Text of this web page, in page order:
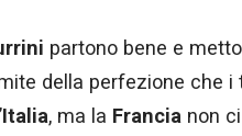
partono bene e
della perfezione che
Italia, ma la Francia non